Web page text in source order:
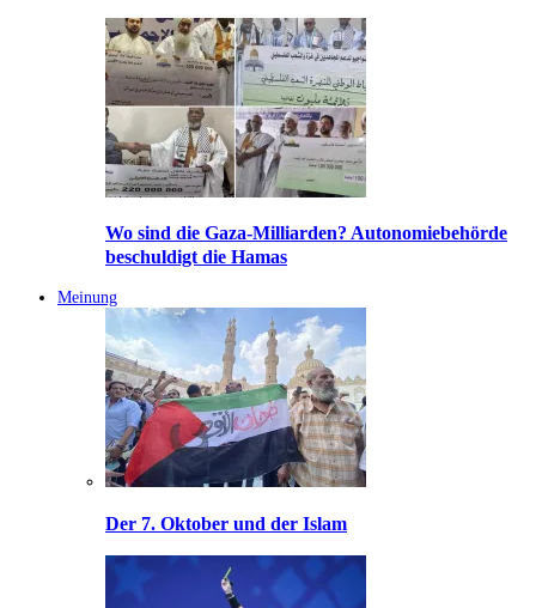
Wo sind die Gaza-Milliarden? Autonomiebehörde
beschuldigt die Hamas
Meinung
Der 7. Oktober und der Islam